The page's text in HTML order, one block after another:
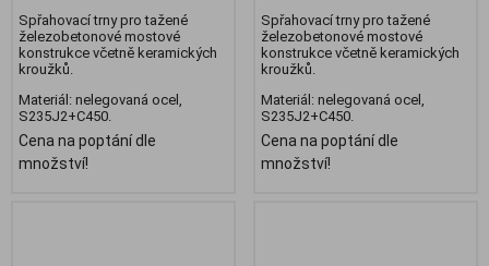
Spřahovací trny pro tažené
železobetonové mostové
konstrukce včetně keramických
kroužků.
Materiál: nelegovaná ocel,
S235J2+C450.
Cena na poptání dle
množství!
Spřahovací trny pro tažené
železobetonové mostové
konstrukce včetně keramických
kroužků.
Materiál: nelegovaná ocel,
S235J2+C450.
Cena na poptání dle
množství!